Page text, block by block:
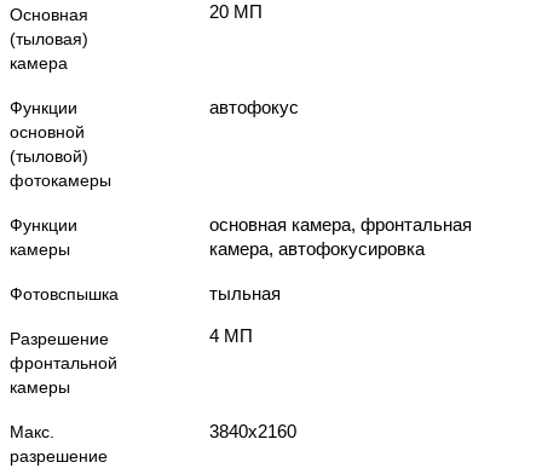
Основная
(тыловая)
камера
20 МП
Функции
основной
(тыловой)
фотокамеры
автофокус
Функции
камеры
основная камера, фронтальная
камера, автофокусировка
Фотовспышка тыльная
Разрешение
фронтальной
камеры
4 МП
Макс.
разрешение
3840x2160